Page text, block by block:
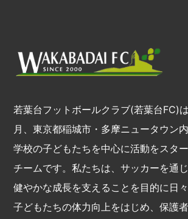
若葉台フットボールクラブ(若葉台FC)
月、東京都稲城市・多摩ニュータウン
学校の子どもたちを中心に活動をスタ
チームです。私たちは、サッカーを通
健やかな成長を支えることを目的に日々
子どもたちの体力向上をはじめ、保護